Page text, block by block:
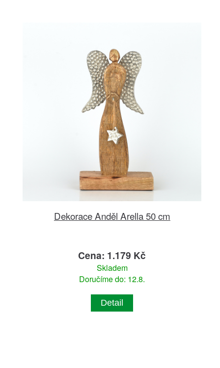
Dekorace Anděl Arella 50 cm
Cena: 1.179 Kč
Skladem
Doručíme do: 12.8.
Detail